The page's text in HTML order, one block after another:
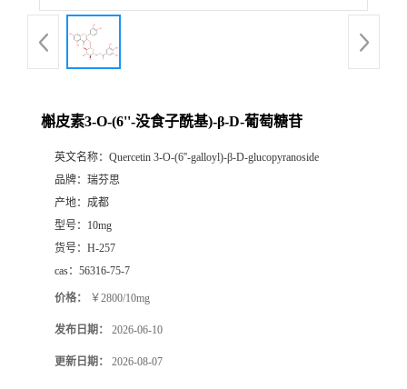
产
展
槲皮素3-O-(6''-没食子酰基)-β-D-葡萄糖苷
英文名称： Quercetin 3-O-(6''-galloyl)-β-D-glucopyranoside
品牌： 瑞芬思
产地： 成都
型号： 10mg
货号： H-257
cas： 56316-75-7
价格： ￥2800/10mg
发布日期： 2026-06-10
更新日期： 2026-08-07